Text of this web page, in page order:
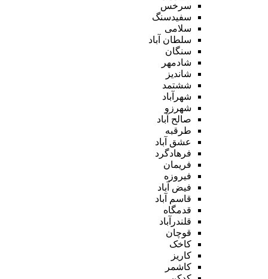
سرخس
سفیدسنگ
سلامی
سلطان آباد
سنگان
شادمهر
شاندیز
ششتمد
شهرآباد
شهرزو
صالح آباد
طرقبه
عشق آباد
فرهادگرد
فریمان
فیروزه
فیض آباد
قاسم آباد
قدمگاه
قلندرآباد
قوچان
کاخک
کاریز
کاشمر